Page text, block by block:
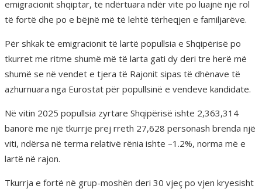
emigracionit shqiptar, të ndërtuara ndër vite po luajnë një rol
të fortë dhe po e bëjnë më të lehtë tërheqjen e familjarëve.
Për shkak të emigracionit të lartë popullsia e Shqipërisë po
tkurret me ritme shumë më të larta gati dy deri tre herë më
shumë se në vendet e tjera të Rajonit sipas të dhënave të
azhurnuara nga Eurostat për popullsinë e vendeve kandidate.
Në vitin 2025 popullsia zyrtare Shqipërisë ishte 2,363,314
banorë me një tkurrje prej rreth 27,628 personash brenda një
viti, ndërsa në terma relativë rënia ishte –1.2%, norma më e
lartë në rajon.
Tkurrja e fortë në grup-moshën deri 30 vjeç po vjen kryesisht